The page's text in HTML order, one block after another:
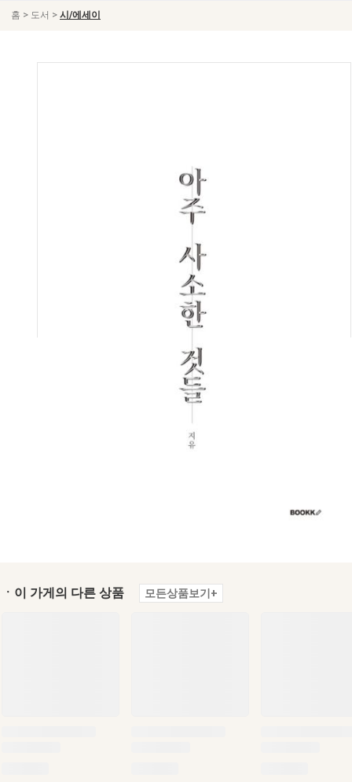
홈 > 도서 > 시/에세이
ㆍ이 가게의 다른 상품 모든상품보기+